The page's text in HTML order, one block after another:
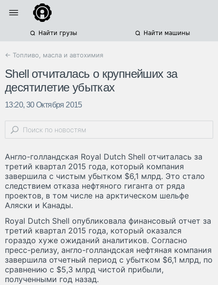
Найти грузы Найти машины
← Топливо, масла и автохимия
Shell отчиталась о крупнейших за
десятилетие убытках
13:20, 30 Октября 2015
Англо-голландская Royal Dutch Shell отчиталась за
третий квартал 2015 года, который компания
завершила с чистым убытком $6,1 млрд. Это стало
следствием отказа нефтяного гиганта от ряда
проектов, в том числе на арктическом шельфе
Аляски и Канады.
Royal Dutch Shell опубликовала финансовый отчет за
третий квартал 2015 года, который оказался
гораздо хуже ожиданий аналитиков. Согласно
пресс-релизу, англо-голландская нефтяная компания
завершила отчетный период с убытком $6,1 млрд, по
сравнению с $5,3 млрд чистой прибыли,
полученными год назад.